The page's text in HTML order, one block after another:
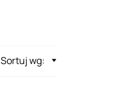
Sortuj wg: